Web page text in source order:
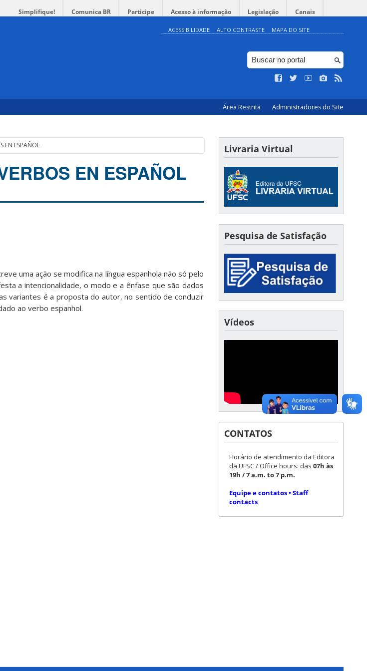
Simplifique! Comunica BR Participe Acesso à informação Legislação Canais
ACESSIBILIDADE ALTO CONTRASTE MAPA DO SITE
Área Restrita Administradores do Site
EN ESPAÑOL
EN ESPAÑOL
uma ação se modifica na língua espanhola não só pelo
a intencionalidade, o modo e a ênfase que são dados
variantes é a proposta do autor, no sentido de conduzir
ao verbo espanhol.
Livraria Virtual
Pesquisa de Satisfação
Vídeos
CONTATOS
Horário de atendimento da Editora
da UFSC / Office hours: das 07h às
19h / 7 a.m. to 7 p.m.
Equipe e contatos • Staff
contacts